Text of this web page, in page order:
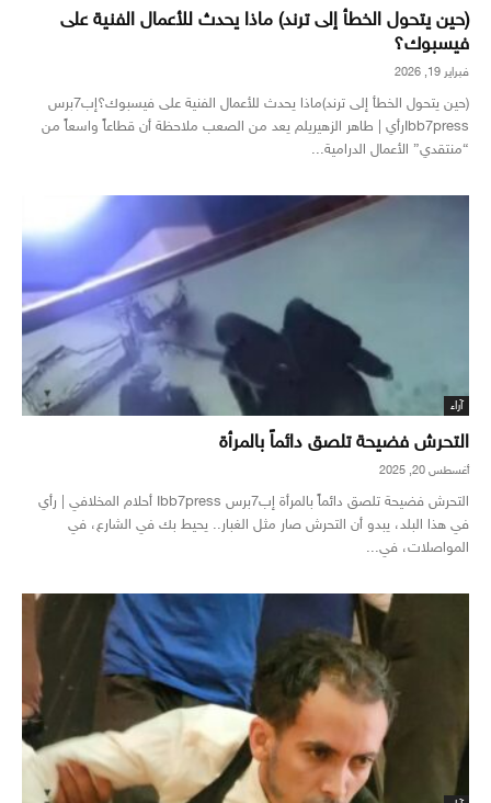
(حين يتحول الخطأ إلى ترند) ماذا يحدث للأعمال الفنية على
فيسبوك؟
فبراير 19, 2026
(حين يتحول الخطأ إلى ترند)ماذا يحدث للأعمال الفنية على فيسبوك؟إب7برس
Ibb7pressرأي | طاهر الزهيريلم يعد من الصعب ملاحظة أن قطاعاً واسعاً من
“منتقدي” الأعمال الدرامية...
آراء
التحرش فضيحة تلصق دائماً بالمرأة
أغسطس 20, 2025
التحرش فضيحة تلصق دائماً بالمرأة إب7برس Ibb7press أحلام المخلافي | رأي
في هذا البلد، يبدو أن التحرش صار مثل الغبار.. يحيط بك في الشارع، في
المواصلات، في...